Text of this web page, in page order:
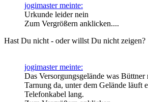
jogimaster meinte:
Urkunde leider nein
Zum Vergrößern anklicken....
Hast Du nicht - oder willst Du nicht zeigen?
jogimaster meinte:
Das Versorgungsgelände was Büttner
Tarnung da, unter dem Gelände läuft
Telefonkabel lang.